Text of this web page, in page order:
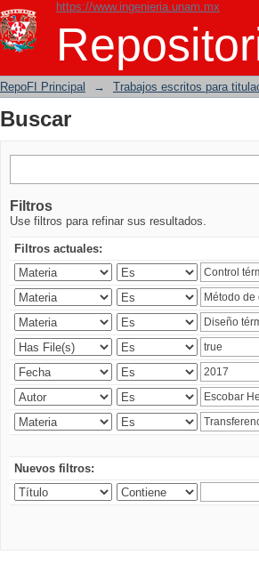
https://www.ingenieria.unam.mx
Buscar
RepoFI Principal → Trabajos escritos para
Buscar
Filtros
Use filtros para refinar sus resultados.
Filtros actuales:
Nuevos filtros: